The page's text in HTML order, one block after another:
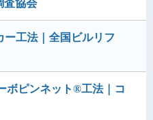
査協会
ー工法｜全国ビルリフ
ボピンネット®工法｜コ